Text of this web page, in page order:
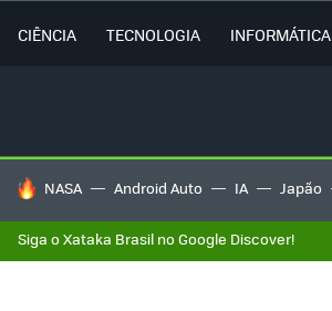
CIÊNCIA TECNOLOGIA INFORMÁTICA
TENDÊNCIAS DO DIA
NASA Android Auto IA Japão
Siga o Xataka Brasil no Google Discover!